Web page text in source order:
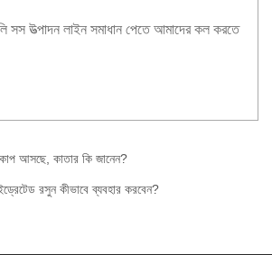
সস উত্পাদন লাইন সমাধান পেতে আমাদের কল করতে
আসছে, কাতার কি জানেন?
রসুন কীভাবে ব্যবহার করবেন?